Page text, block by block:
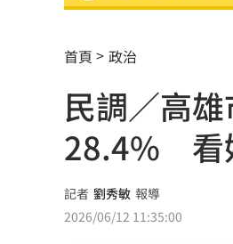
台大3碩1博疑學
發新冠藥拉票！
父親節提政見禮
楊千霈一人扛2
王凱生前暴瘦！
首頁 政治
民調／高
28.4% 看
記者 劉秀敏 報導
2026/06/12 11:35:00